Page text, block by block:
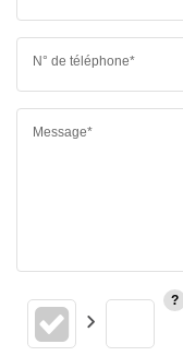
N° de téléphone*
Message*